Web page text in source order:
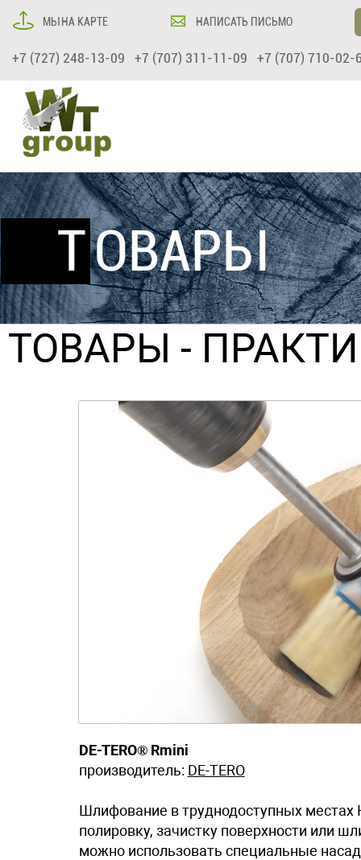
МЫ НА КАРТЕ НАПИСАТЬ ПИСЬМО
+7 (727) 248-13-09 +7 (707) 311-11-09 +7 (707) 710-02-
ТОВАРЫ
ТОВАРЫ -
DE-TERO® Rmini
производитель: DE-TERO
Шлифование в труднодоступных местах
полировку, зачистку поверхности или
можно использовать специальные